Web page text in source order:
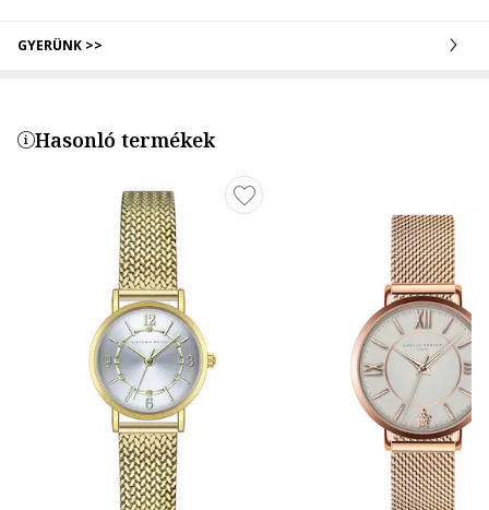
GYERÜNK >>
Hasonló termékek